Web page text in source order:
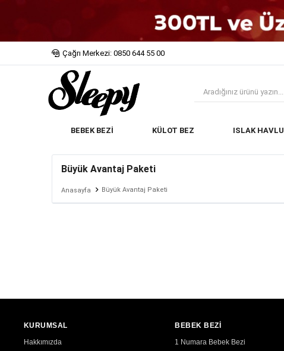
Çağrı Merkezi: 0850 644 55 00
BEBEK BEZİ KÜLOT BEZ ISLAK HAVLU
Büyük Avantaj Paketi
Anasayfa Büyük Avantaj Paketi
KURUMSAL
Hakkımızda
BEBEK BEZİ
1 Numara Bebek Bezi